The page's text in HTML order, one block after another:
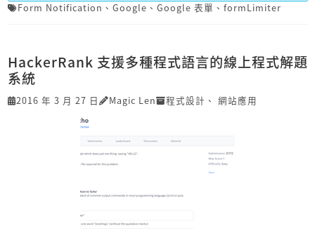
Form Notification 、 Google 、 Google 表單 、 formLimiter
HackerRank 支援多種程式語言的線上程式解題
系統
2016 年 3 月 27 日 Magic Len 程式設計 、 網站應用